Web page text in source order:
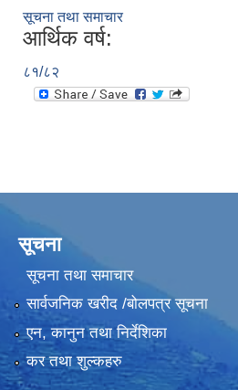
सूचना तथा समाचार
आर्थिक वर्ष:
८१/८२
सूचना
सूचना तथा समाचार
सार्वजनिक खरीद /बोलपत्र सूचना
एन, कानुन तथा निर्देशिका
कर तथा शुल्कहरु